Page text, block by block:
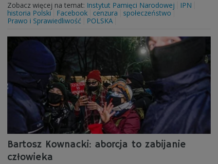
Zobacz więcej na temat: Instytut Pamięci Narodowej
IPN
historia Polski
Facebook cenzura
społeczeństwo
Prawo i Sprawiedliwość
POLSKA
Bartosz Kownacki: aborcja to zabijanie
człowieka